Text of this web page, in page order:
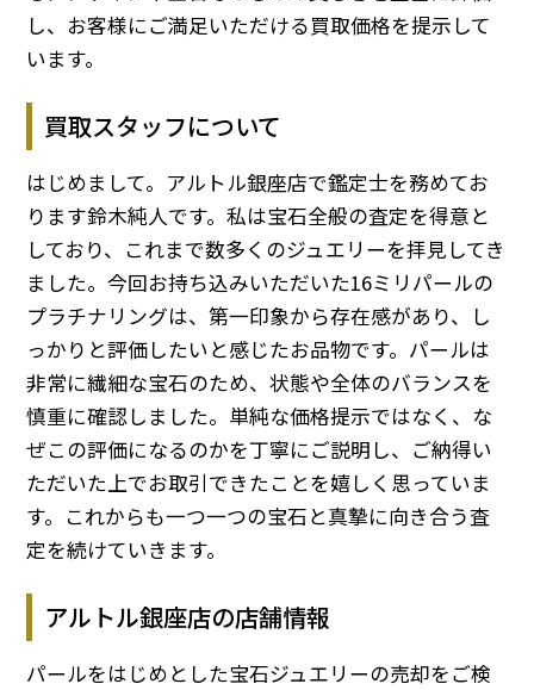
し、お客様にご満足いただける買取価格を提示して
います。
買取スタッフについて
はじめまして。アルトル銀座店で鑑定士を務めてお
ります鈴木純人です。私は宝石全般の査定を得意と
しており、これまで数多くのジュエリーを拝見してき
ました。今回お持ち込みいただいた16ミリパールの
プラチナリングは、第一印象から存在感があり、し
っかりと評価したいと感じたお品物です。パールは
非常に繊細な宝石のため、状態や全体のバランスを
慎重に確認しました。単純な価格提示ではなく、な
ぜこの評価になるのかを丁寧にご説明し、ご納得い
ただいた上でお取引できたことを嬉しく思っていま
す。これからも一つ一つの宝石と真摯に向き合う査
定を続けていきます。
アルトル銀座店の店舗情報
パールをはじめとした宝石ジュエリーの売却をご検